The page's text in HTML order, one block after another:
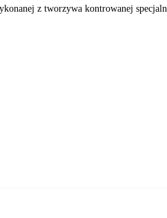
z tworzywa kontrowanej